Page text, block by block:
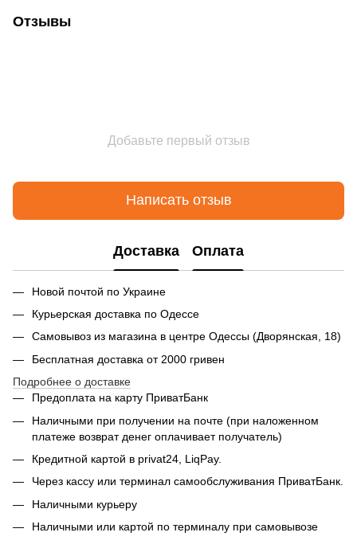
Отзывы
Добавьте первый отзыв
Написать отзыв
Доставка Оплата
Новой почтой по Украине
Курьерская доставка по Одессе
Самовывоз из магазина в центре Одессы (Дворянская, 18)
Бесплатная доставка от 2000 гривен
Подробнее о доставке
Предоплата на карту ПриватБанк
Наличными при получении на почте (при наложенном
платеже возврат денег оплачивает получатель)
Кредитной картой в privat24, LiqPay.
Через кассу или терминал самообслуживания ПриватБанк.
Наличными курьеру
Наличными или картой по терминалу при самовывозе